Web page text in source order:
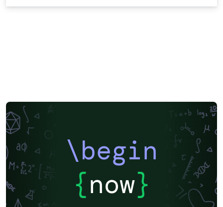
\begin
{now}